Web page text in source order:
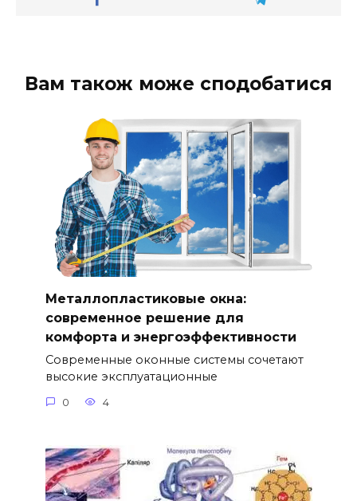
Вам також може сподобатися
Металлопластиковые окна:
современное решение для
комфорта и энергоэффективности
Современные оконные системы сочетают
высокие эксплуатационные
0 4